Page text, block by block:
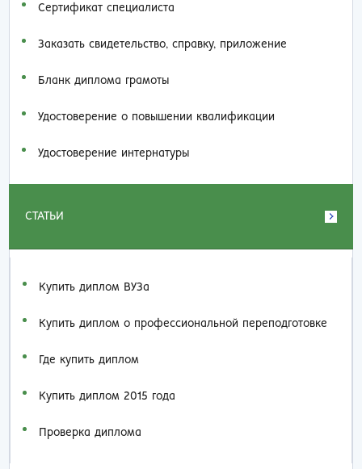
Сертификат специалиста
Заказать cвидетельство, справку, приложение
Бланк диплома грамоты
Удостоверение о повышении квалификации
Удостоверение интернатуры
СТАТЬИ
Купить диплом ВУЗа
Купить диплом о профессиональной переподготовке
Где купить диплом
Купить диплом 2015 года
Проверка диплома